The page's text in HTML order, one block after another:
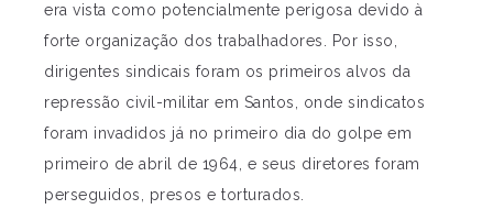
era vista como potencialmente perigosa devido à
forte organização dos trabalhadores. Por isso,
dirigentes sindicais foram os primeiros alvos da
repressão civil-militar em Santos, onde sindicatos
foram invadidos já no primeiro dia do golpe em
primeiro de abril de 1964, e seus diretores foram
perseguidos, presos e torturados.